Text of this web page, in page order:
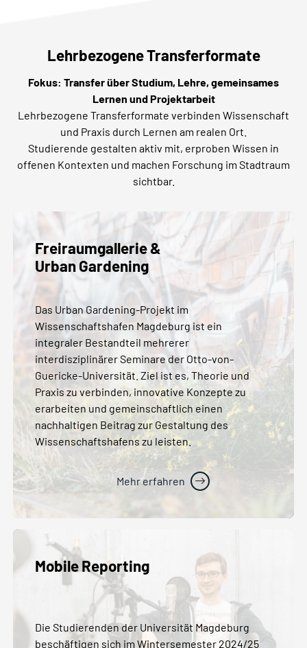
Lehrbezogene Transferformate
Fokus: Transfer über Studium, Lehre, gemeinsames
Lernen und Projektarbeit
Lehrbezogene Transferformate verbinden Wissenschaft
und Praxis durch Lernen am realen Ort.
Studierende gestalten aktiv mit, erproben Wissen in
offenen Kontexten und machen Forschung im Stadtraum
sichtbar.
Freiraumgallerie &
Urban Gardening
Das Urban Gardening-Projekt im
Wissenschaftshafen Magdeburg ist ein
integraler Bestandteil mehrerer
interdisziplinärer Seminare der Otto-von-
Guericke-Universität. Ziel ist es, Theorie und
Praxis zu verbinden, innovative Konzepte zu
erarbeiten und gemeinschaftlich einen
nachhaltigen Beitrag zur Gestaltung des
Wissenschaftshafens zu leisten.
Mehr erfahren
Mobile Reporting
Die Studierenden der Universität Magdeburg
beschäftigen sich im Wintersemester 2024/25